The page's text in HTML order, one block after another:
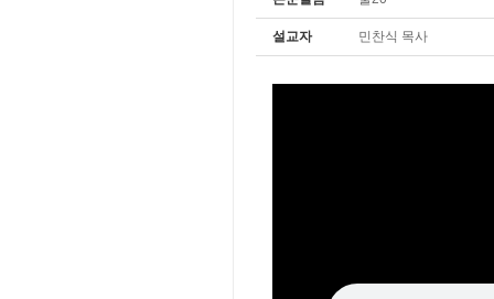
05-18 (고린도전서7) 고전4:1-8 판...
설교자 민찬식 목사